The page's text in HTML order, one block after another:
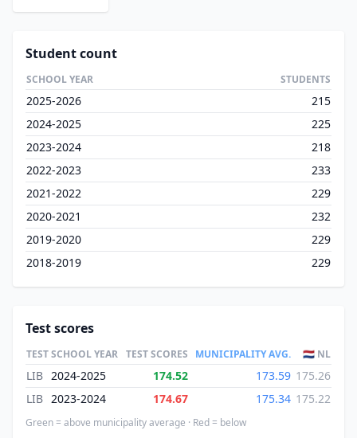
Student count
SCHOOL YEAR STUDENTS
2025-2026
215
2024-2025
225
2023-2024
218
2022-2023
233
2021-2022
229
2020-2021
232
2019-2020
229
2018-2019
229
Test scores
TESTSCHOOL YEAR TEST SCORES MUNICIPALITY AVG. 🇳🇱 NL
LIB 2024-2025 174.52 173.59 175.26
LIB 2023-2024 174.67 175.34 175.22
Green = above municipality average · Red = below